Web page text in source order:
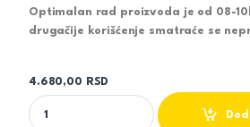
Optimalan rad proizvoda je od 08-
drugačije korišćenje smatraće se
4.680,00
RSD
TAMNO SIVI LED REFLEKTOR